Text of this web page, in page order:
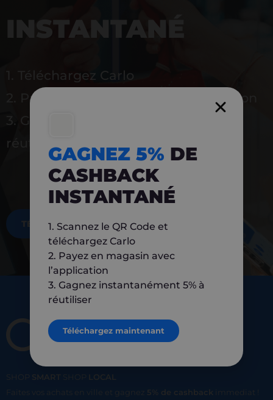
INSTANTANÉ
1. Téléchargez Carlo
2. Payez en magasin avec l’application
3. Gagnez instantanément 5 % à
réutiliser
TÉLÉCHARGEZ MAINTENANT
SHOP SMART SHOP
LOCAL
Faites vos achats en ville et gagnez 5% de cashback immediat !
GAGNEZ 5% DE
CASHBACK
INSTANTANÉ
1. Scannez le QR Code et
téléchargez Carlo
2. Payez en magasin avec
l’application
3. Gagnez instantanément 5% à
réutiliser
Téléchargez maintenant